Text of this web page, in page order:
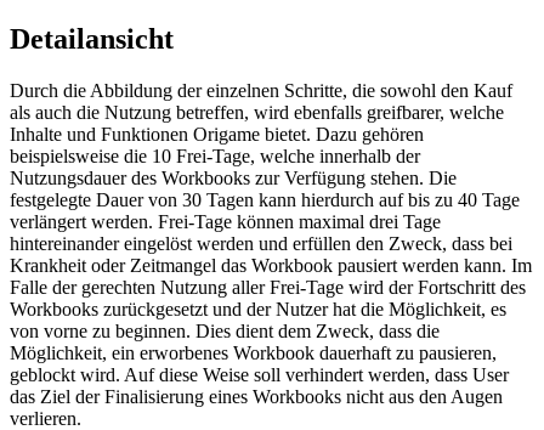
Detailansicht
Durch die Abbildung der einzelnen Schritte, die sowohl den Kauf
als auch die Nutzung betreffen, wird ebenfalls greifbarer, welche
Inhalte und Funktionen Origame bietet. Dazu gehören
beispielsweise die 10 Frei-Tage, welche innerhalb der
Nutzungsdauer des Workbooks zur Verfügung stehen. Die
festgelegte Dauer von 30 Tagen kann hierdurch auf bis zu 40 Tage
verlängert werden. Frei-Tage können maximal drei Tage
hintereinander eingelöst werden und erfüllen den Zweck, dass bei
Krankheit oder Zeitmangel das Workbook pausiert werden kann. Im
Falle der gerechten Nutzung aller Frei-Tage wird der Fortschritt des
Workbooks zurückgesetzt und der Nutzer hat die Möglichkeit, es
von vorne zu beginnen. Dies dient dem Zweck, dass die
Möglichkeit, ein erworbenes Workbook dauerhaft zu pausieren,
geblockt wird. Auf diese Weise soll verhindert werden, dass User
das Ziel der Finalisierung eines Workbooks nicht aus den Augen
verlieren.